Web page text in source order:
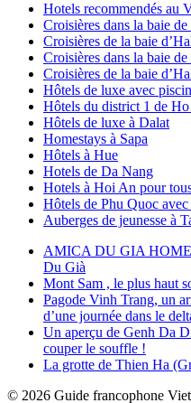
Hotels recommendés au
Croisières dans la baie
Croisières de la baie
Croisières dans la baie
Croisières de la baie
Hôtels de luxe avec
Hôtels du district 1 de
Hôtels de luxe à Dalat
Homestays à Sapa
Hôtels à Hue
Hotels de Da Nang
Hotels à Hoi An pour
Hôtels de Phu Quoc
Auberges de jeunesse à
AMICA DU GIA
Du Già
Mont Sam , le plus haut
Pagode Vinh Trang, un
d’une journée dans le
Un aperçu de Genh Da
couper le souffle !
La grotte de Thien Ha
© 2026 Guide francophone